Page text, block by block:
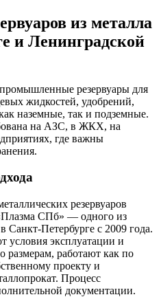
из металла
и Ленинградской
резервуары для
жидкостей, удобрений,
наземные, так и подземные.
на АЗС, в ЖКХ, на
где важны
резервуаров
СПб» — одного из
Санкт-Петербурге с 2009 года.
эксплуатации и
размерам, работают как по
проекту и
Процесс
документации.